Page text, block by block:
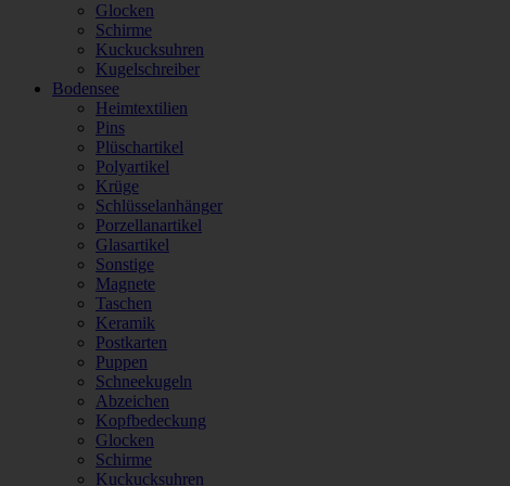
Glocken
Schirme
Kuckucksuhren
Kugelschreiber
Bodensee
Heimtextilien
Pins
Plüschartikel
Polyartikel
Krüge
Schlüsselanhänger
Porzellanartikel
Glasartikel
Sonstige
Magnete
Taschen
Keramik
Postkarten
Puppen
Schneekugeln
Abzeichen
Kopfbedeckung
Glocken
Schirme
Kuckucksuhren